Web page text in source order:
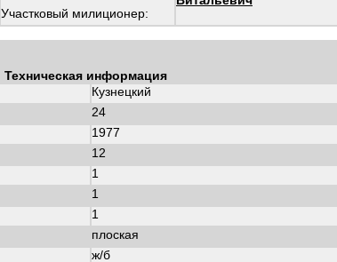
Участковый милиционер:
Техническая информация
Кузнецкий
24
1977
12
1
1
1
плоская
ж/б